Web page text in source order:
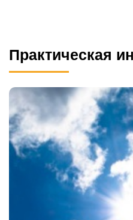
Практическая